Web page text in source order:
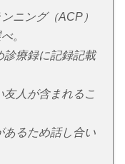
ニング（ACP）
。
療録に記録記載
人が含まれるこ
るため話し合い